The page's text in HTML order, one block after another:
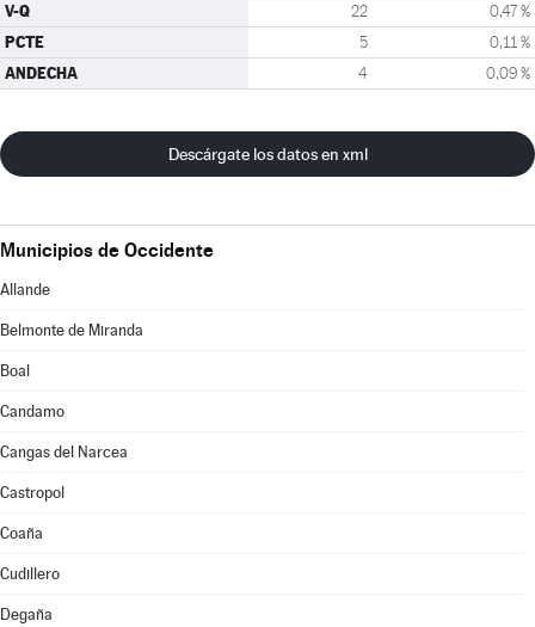
V-Q 22 0,47 %
PCTE 5 0,11 %
ANDECHA 4 0,09 %
Descárgate los datos en xml
Municipios de Occidente
Allande
Belmonte de Miranda
Boal
Candamo
Cangas del Narcea
Castropol
Coaña
Cudillero
Degaña